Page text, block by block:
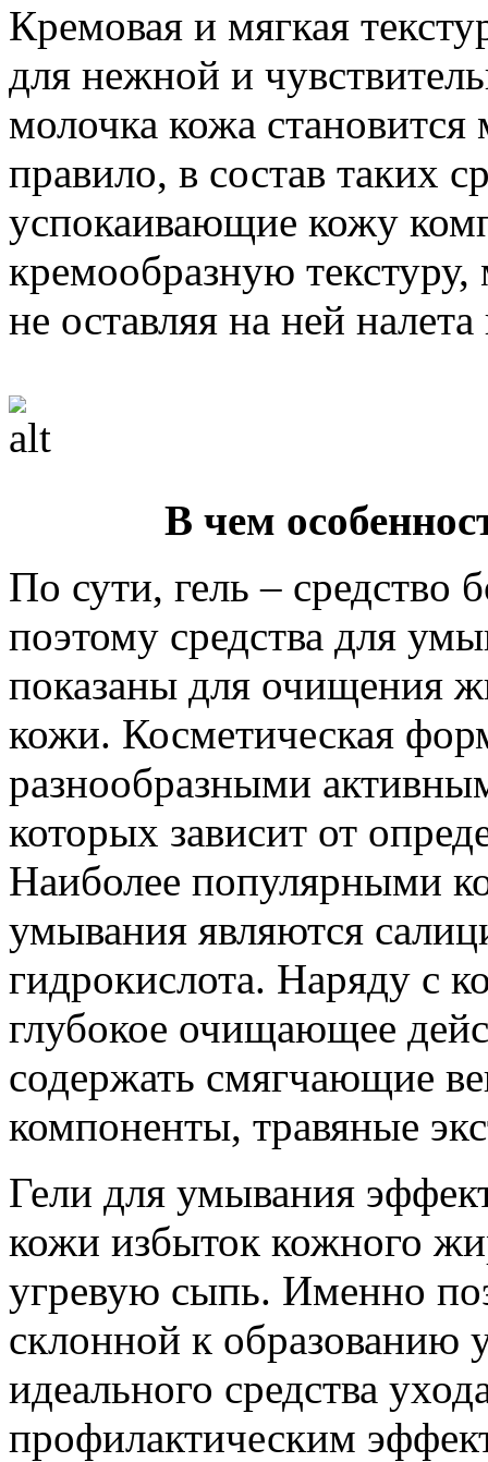
Кремовая и мягкая
для нежной и
молочка кожа становится
правило, в состав таких
успокаивающие кожу
кремообразную
не оставляя на ней
В чем
По сути, гель – средство
поэтому средства для
показаны для очищения
кожи. Косметическая
разнообразными
которых зависит от
Наиболее популярными
умывания являются
гидрокислота. Наряду с
глубокое очищающее
содержать смягчающие
компоненты, травяные
Гели для умывания
кожи избыток кожного
угревую сыпь. Именно
склонной к образованию
идеального средства
профилактическим